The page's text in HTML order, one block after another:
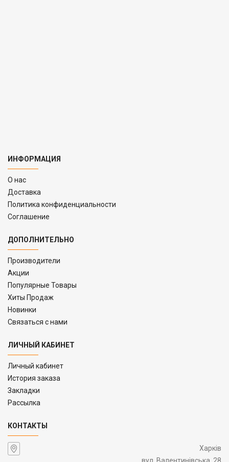
ИНФОРМАЦИЯ
O нас
Доставка
Политика конфиденциальности
Соглашение
ДОПОЛНИТЕЛЬНО
Производители
Акции
Популярные Товары
Хиты Продаж
Новинки
Связаться с нами
ЛИЧНЫЙ КАБИНЕТ
Личный кабинет
История заказа
Закладки
Рассылка
КОНТАКТЫ
Харків
вул. Валентинівська, 28